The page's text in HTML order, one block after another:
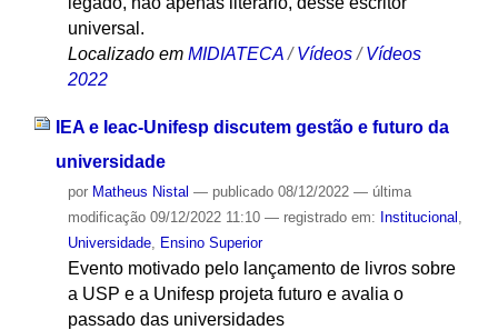
universal.
Localizado em MIDIATECA /Vídeos /Vídeos
2022
IEA e Ieac-Unifesp discutem gestão e futuro da
universidade
por Matheus Nistal — publicado08/12/2022 — última
modificação09/12/2022 11:10 — registrado em: Institucional
Universidade, Ensino Superior
Evento motivado pelo lançamento de livros sobre
a USP e a Unifesp projeta futuro e avalia o
passado das universidades